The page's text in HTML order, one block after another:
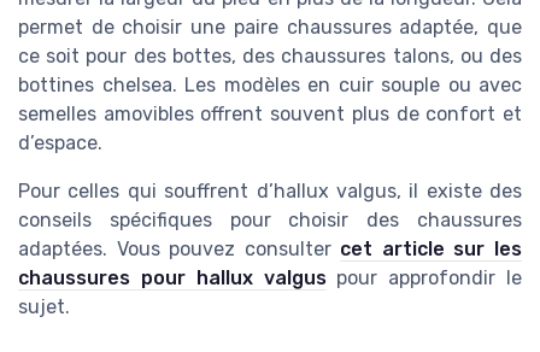
permet de choisir une paire chaussures adaptée, que
ce soit pour des bottes, des chaussures talons, ou des
bottines chelsea. Les modèles en cuir souple ou avec
semelles amovibles offrent souvent plus de confort et
d’espace.
Pour celles qui souffrent d’hallux valgus, il existe des
conseils spécifiques pour choisir des chaussures
adaptées. Vous pouvez consulter cet article sur les
chaussures pour hallux valguspour approfondir le
sujet.